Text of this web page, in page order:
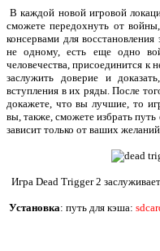
В каждой новой игровой
сможете передохнуть от
консервами для
не одному, есть еще одно
человечества, присоединится к
заслужить доверие и
вступления в их ряды. После
докажете, что вы лучшие, то
вы, также, сможете избрать
зависит только от ваших желаний.
Игра Dead Trigger 2
Установка: путь для кэша: